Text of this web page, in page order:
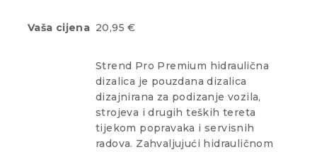
Vaša cijena 20,95 €
Strend Pro Premium hidraulična
dizalica je pouzdana dizalica
dizajnirana za podizanje vozila,
strojeva i drugih teških tereta
tijekom popravaka i servisnih
radova. Zahvaljujući hidrauličnom